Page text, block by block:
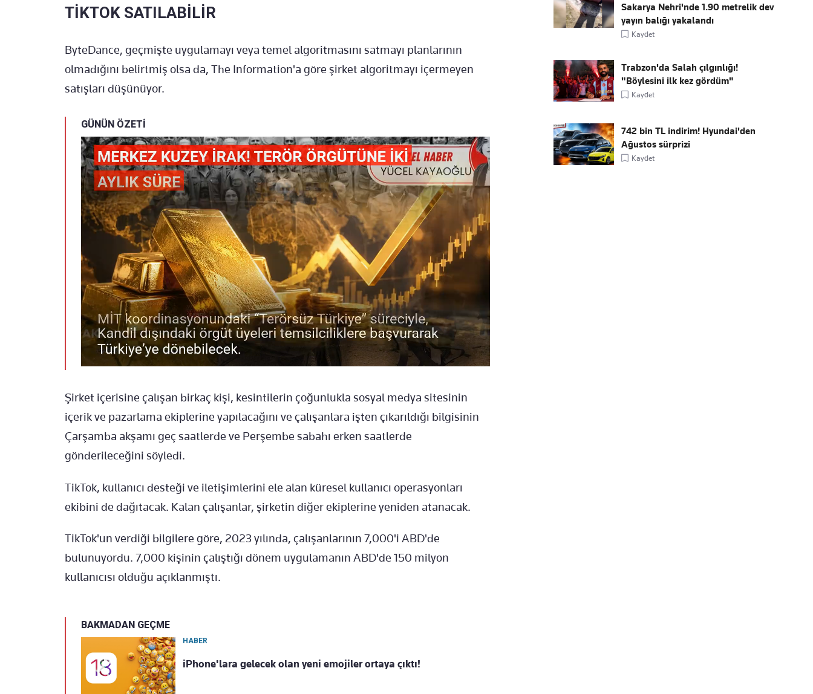
TİKTOK SATILABİLİR
ByteDance, geçmişte uygulamayı veya temel algoritmasını satmayı planlarının
olmadığını belirtmiş olsa da, The Information'a göre şirket algoritmayı içermeyen
satışları düşünüyor.
GÜNÜN ÖZETİ
Şirket içerisine çalışan birkaç kişi, kesintilerin çoğunlukla sosyal medya sitesinin
içerik ve pazarlama ekiplerine yapılacağını ve çalışanlara işten çıkarıldığı bilgisinin
Çarşamba akşamı geç saatlerde ve Perşembe sabahı erken saatlerde
gönderileceğini söyledi.
TikTok, kullanıcı desteği ve iletişimlerini ele alan küresel kullanıcı operasyonları
ekibini de dağıtacak. Kalan çalışanlar, şirketin diğer ekiplerine yeniden atanacak.
TikTok'un verdiği bilgilere göre, 2023 yılında, çalışanlarının 7,000'i ABD'de
bulunuyordu. 7,000 kişinin çalıştığı dönem uygulamanın ABD'de 150 milyon
kullanıcısı olduğu açıklanmıştı.
BAKMADAN GEÇME
HABER
iPhone'lara gelecek olan yeni emojiler ortaya çıktı!
Sakarya Nehri'nde 1.90 metrelik dev
yayın balığı yakalandı
Kaydet
Trabzon'da Salah çılgınlığı!
"Böylesini ilk kez gördüm"
Kaydet
742 bin TL indirim! Hyundai'den
Ağustos sürprizi
Kaydet